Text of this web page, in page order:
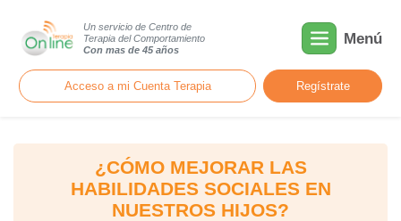
Un servicio de Centro de
Terapia del Comportamiento
Con mas de 45 años
Menú
Acceso a mi Cuenta Terapia Regístrate
¿CÓMO MEJORAR LAS
HABILIDADES SOCIALES EN
NUESTROS HIJOS?